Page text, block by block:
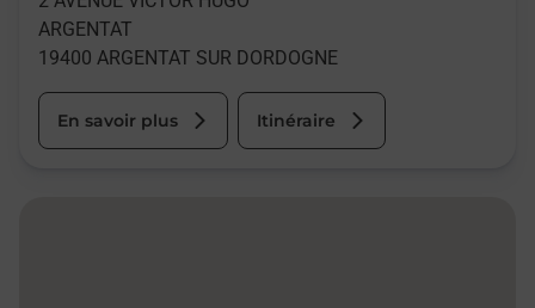
ARGENTAT
19400 ARGENTAT SUR DORDOGNE
En savoir plus Itinéraire